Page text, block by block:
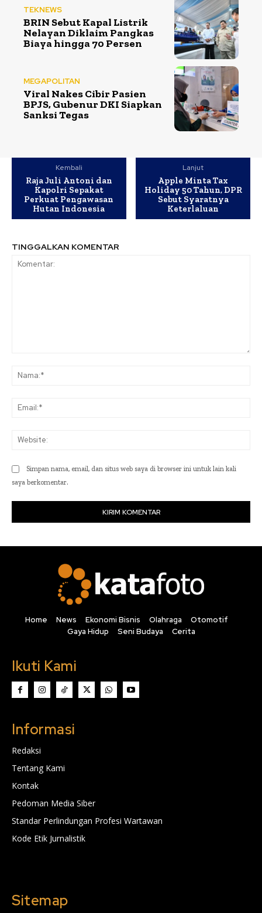
TEKNEWS
BRIN Sebut Kapal Listrik
Nelayan Diklaim Pangkas
Biaya hingga 70 Persen
MEGAPOLITAN
Viral Nakes Cibir Pasien
BPJS, Gubenur DKI Siapkan
Sanksi Tegas
Kembali
Raja Juli Antoni dan
Kapolri Sepakat
Perkuat Pengawasan
Hutan Indonesia
Lanjut
Apple Minta Tax
Holiday 50 Tahun, DPR
Sebut Syaratnya
Keterlaluan
TINGGALKAN KOMENTAR
Simpan nama, email, dan situs web saya di browser ini untuk lain kali
saya berkomentar.
Home News Ekonomi Bisnis Olahraga
Otomotif
Gaya Hidup
Seni Budaya Cerita
Ikuti Kami
Informasi
Redaksi
Tentang Kami
Kontak
Pedoman Media Siber
Standar Perlindungan Profesi Wartawan
Kode Etik Jurnalistik
Sitemap